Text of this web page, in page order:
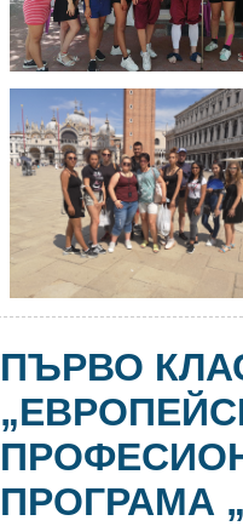
ПЪРВО
ПРОГРАМА